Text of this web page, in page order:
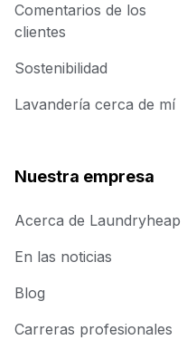
Comentarios de los
clientes
Sostenibilidad
Lavandería cerca de mí
Nuestra empresa
Acerca de Laundryheap
En las noticias
Blog
Carreras profesionales